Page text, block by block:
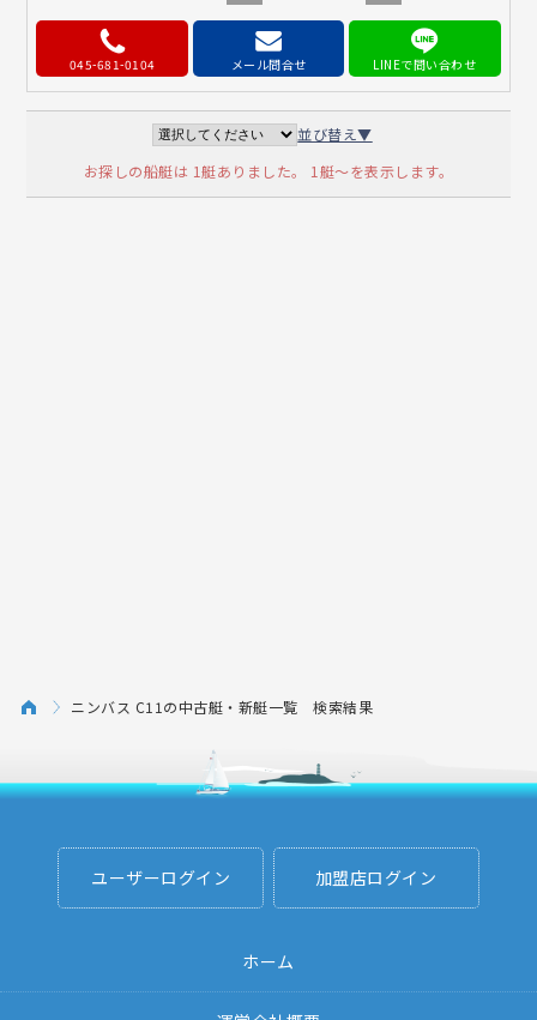
045-681-0104 メール問合せ
並び替え▼
お探しの船艇は 1艇ありました。 1艇～を表示します。
ニンバス C11の中古艇・新艇一覧 検索結果
ユーザーログイン 加盟店ログイン
ホーム